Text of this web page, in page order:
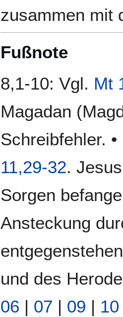
zusammen mit
Fußnote
8,1-10: Vgl. Mt
Magadan
Schreibfehler.
11,29-32.
Sorgen
Ansteckung
und des
06 | 07 | 09 | 10